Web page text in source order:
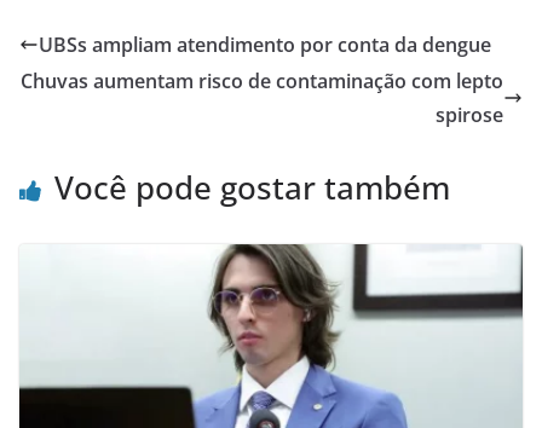
UBSs ampliam atendimento por conta da dengue
Chuvas aumentam risco de contaminação com lepto
spirose
Você pode gostar também